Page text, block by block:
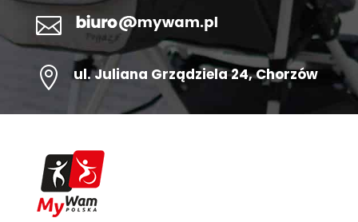

 ul.Juliana Grządziela 24, Chorzów